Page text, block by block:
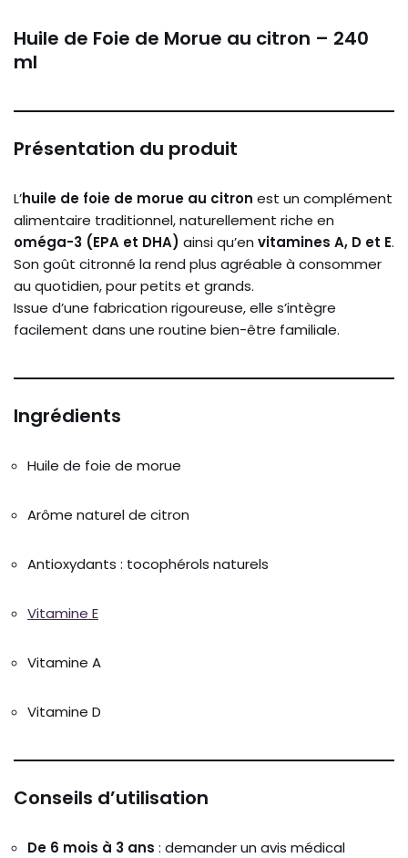
Huile de Foie de Morue au citron – 240
ml
Présentation du produit
L’huile de foie de morue au citron est un complément
alimentaire traditionnel, naturellement riche en
oméga-3 (EPA et DHA) ainsi qu’en vitamines A, D et E.
Son goût citronné la rend plus agréable à consommer
au quotidien, pour petits et grands.
Issue d’une fabrication rigoureuse, elle s’intègre
facilement dans une routine bien-être familiale.
Ingrédients
Huile de foie de morue
Arôme naturel de citron
Antioxydants : tocophérols naturels
Vitamine E
Vitamine A
Vitamine D
Conseils d’utilisation
De 6 mois à 3 ans : demander un avis médical